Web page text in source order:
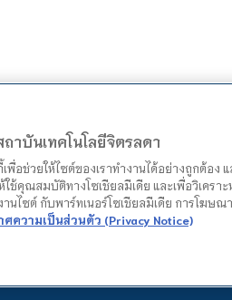
by
าบันเทคโนโลยีจิตรลดา
พื่อช่วยให้ไซต์ของเราทำงานได้อย่างถูกต้อง
ใช้คุณสมบัติทางโซเชียลมีเดีย และเพื่อวิเครา
ไซต์ กับพาร์ทเนอร์โซเชียลมีเดีย การโฆษณ
ศความเป็นส่วนตัว (Privacy Notice)